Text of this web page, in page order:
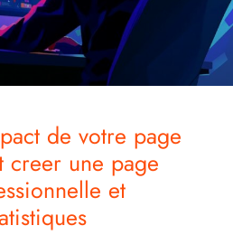
de votre page
une page
et